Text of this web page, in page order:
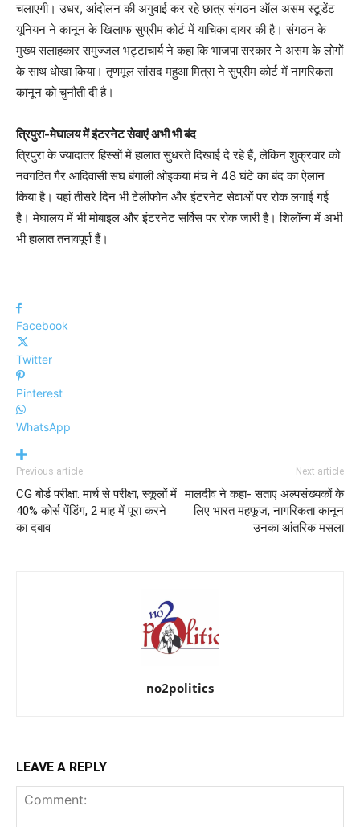
चलाएगी। उधर, आंदोलन की अगुवाई कर रहे छात्र संगठन ऑल असम स्टूडेंट
यूनियन ने कानून के खिलाफ सुप्रीम कोर्ट में याचिका दायर की है। संगठन के
मुख्य सलाहकार समुज्जल भट्टाचार्य ने कहा कि भाजपा सरकार ने असम के लोगों
के साथ धोखा किया। तृणमूल सांसद महुआ मित्रा ने सुप्रीम कोर्ट में नागरिकता
कानून को चुनौती दी है।
त्रिपुरा-मेघालय में इंटरनेट सेवाएं अभी भी बंद
त्रिपुरा के ज्यादातर हिस्सों में हालात सुधरते दिखाई दे रहे हैं, लेकिन शुक्रवार को
नवगठित गैर आदिवासी संघ बंगाली ओइकया मंच ने 48 घंटे का बंद का ऐलान
किया है। यहां तीसरे दिन भी टेलीफोन और इंटरनेट सेवाओं पर रोक लगाई गई
है। मेघालय में भी मोबाइल और इंटरनेट सर्विस पर रोक जारी है। शिलॉन्ग में अभी
भी हालात तनावपूर्ण हैं।
Facebook
Twitter
Pinterest
WhatsApp
Previous article
CG बोर्ड परीक्षा: मार्च से परीक्षा, स्कूलों में
40% कोर्स पेंडिंग, 2 माह में पूरा करने
का दबाव
Next article
मालदीव ने कहा- सताए अल्पसंख्यकों के
लिए भारत महफूज, नागरिकता कानून
उनका आंतरिक मसला
no2politics
LEAVE A REPLY